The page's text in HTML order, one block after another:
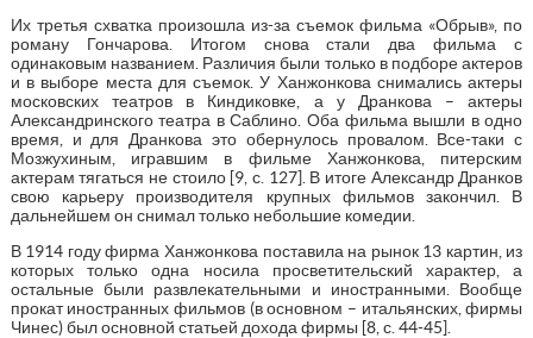
Их третья схватка произошла из-за съемок фильма «Обрыв», по
роману Гончарова. Итогом снова стали два фильма с
одинаковым названием. Различия были только в подборе актеров
и в выборе места для съемок. У Ханжонкова снимались актеры
московских театров в Киндиковке, а у Дранкова – актеры
Александринского театра в Саблино. Оба фильма вышли в одно
время, и для Дранкова это обернулось провалом. Все-таки с
Мозжухиным, игравшим в фильме Ханжонкова, питерским
актерам тягаться не стоило [9, с. 127]. В итоге Александр Дранков
свою карьеру производителя крупных фильмов закончил. В
дальнейшем он снимал только небольшие комедии.
В 1914 году фирма Ханжонкова поставила на рынок 13 картин, из
которых только одна носила просветительский характер, а
остальные были развлекательными и иностранными. Вообще
прокат иностранных фильмов (в основном – итальянских, фирмы
Чинес) был основной статьей дохода фирмы [8, с. 44-45].